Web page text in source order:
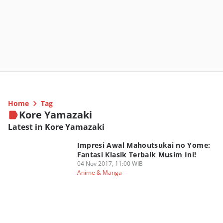
Home Tag
Kore Yamazaki
Latest in Kore Yamazaki
Impresi Awal Mahoutsukai no Yome:
Fantasi Klasik Terbaik Musim Ini!
04 Nov 2017, 11:00 WIB
Anime & Manga